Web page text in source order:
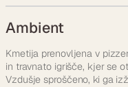
Ambient
Kmetija prenovljena v
in travnato igrišče, kjer se
Vzdušje sproščeno, ki ga